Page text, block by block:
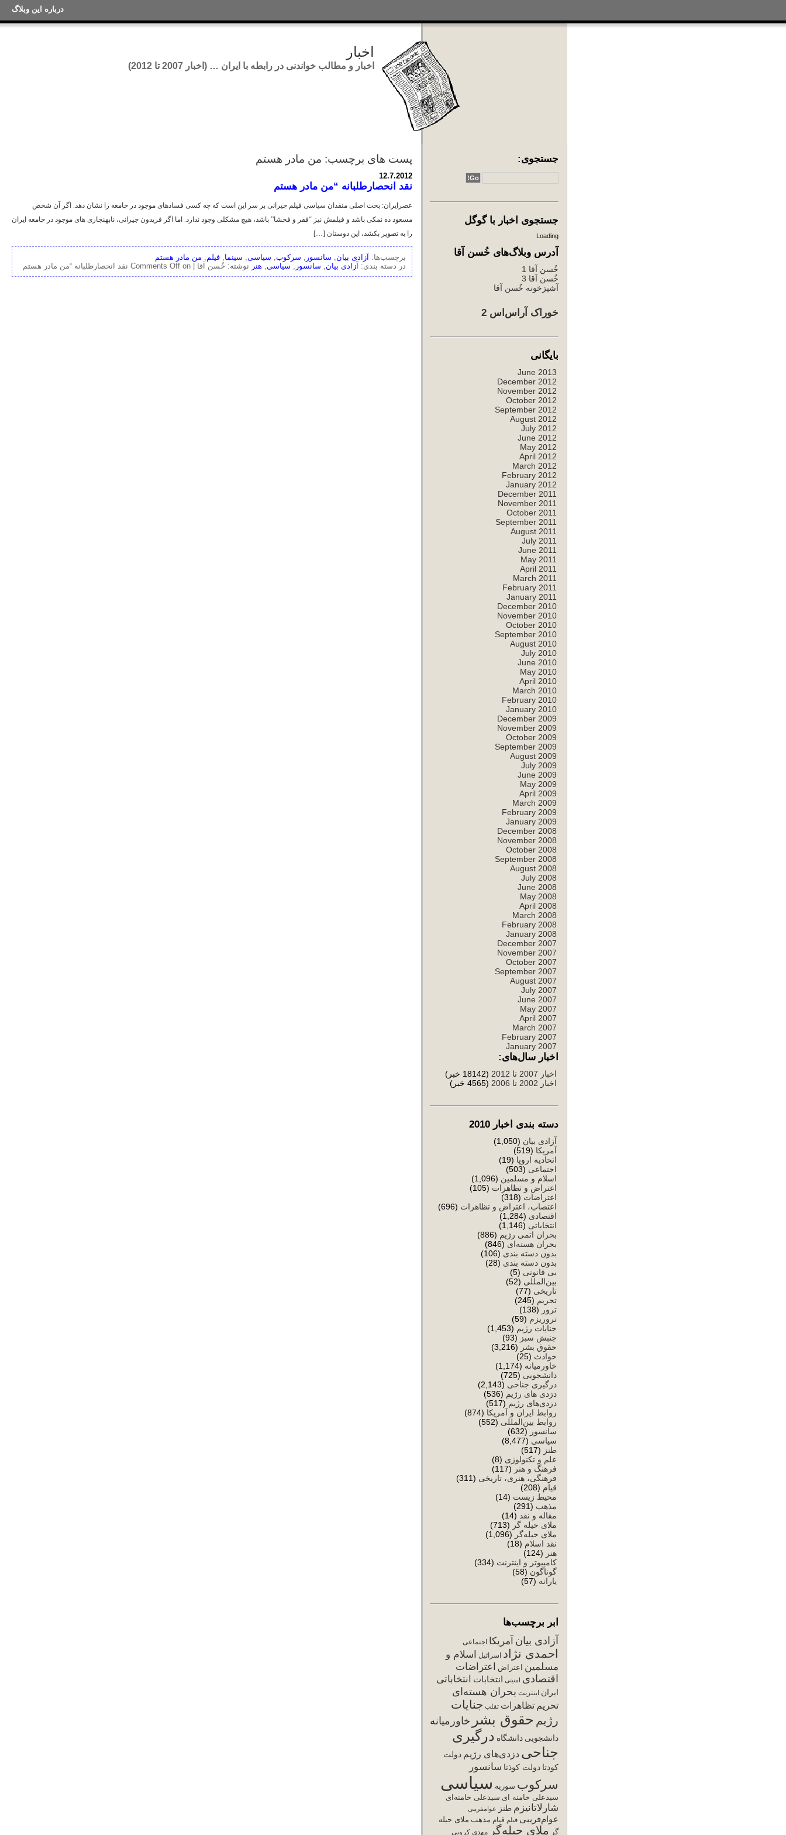
درباره این وبلاگ
اخبار
اخبار و مطالب خواندنی در رابطه با ایران … (اخبار 2007 تا 2012)
جستجوی:
جستجوی اخبار با گوگل
Loading
آدرس وبلاگ‌های خُسن آقا
خُسن آقا 1
خُسن آقا 3
آشپزخونه خُسن آقا
خوراک آراس‌اس 2
بایگانی
June 2013
December 2012
November 2012
October 2012
September 2012
August 2012
July 2012
June 2012
May 2012
April 2012
March 2012
February 2012
January 2012
December 2011
November 2011
October 2011
September 2011
August 2011
July 2011
June 2011
May 2011
April 2011
March 2011
February 2011
January 2011
December 2010
November 2010
October 2010
September 2010
August 2010
July 2010
June 2010
May 2010
April 2010
March 2010
February 2010
January 2010
December 2009
November 2009
October 2009
September 2009
August 2009
July 2009
June 2009
May 2009
April 2009
March 2009
February 2009
January 2009
December 2008
November 2008
October 2008
September 2008
August 2008
July 2008
June 2008
May 2008
April 2008
March 2008
February 2008
January 2008
December 2007
November 2007
October 2007
September 2007
August 2007
July 2007
June 2007
May 2007
April 2007
March 2007
February 2007
January 2007
اخبار سال‌های:
اخبار 2007 تا 2012
(18142 خبر)
اخبار 2002 تا 2006
(4565 خبر)
دسته بندی اخبار 2010
آزادی بیان (1,050)
آمریکا (519)
اتحادیه اروپا (19)
اجتماعی (503)
اسلام و مسلمین (1,096)
اعتراض و تظاهرات (105)
اعتراضات (318)
اعتصاب، اعتراض و تظاهرات (696)
اقتصادی (1,284)
انتخاباتی (1,146)
بحران اتمی رژیم (886)
بحران هسته‌ای (846)
بدون دسته بندی (106)
بدون دسته بندی (28)
بی قانونی (5)
بین‌المللی (52)
تاریخی (77)
تحریم (245)
ترور (138)
تروریزم (59)
جنایات رژیم (1,453)
جنبش سبز (93)
حقوق بشر (3,216)
حوادث (25)
خاورمیانه (1,174)
دانشجویی (725)
درگیری جناحی (2,143)
دزدی های رژیم (536)
دزدی‌های رژیم (517)
روابط ایران و آمریکا (874)
روابط بین‌المللی (552)
سانسور (632)
سیاسی (8,477)
طنز (517)
علم و تکنولوژی (8)
فرهنگ و هنر (117)
فرهنگی، هنری، تاریخی (311)
قیام (208)
محیط زیست (14)
مذهب (291)
مقاله و نقد (14)
ملای حیله گر (713)
ملای حیله‌گر (1,096)
نقد اسلام (18)
هنر (124)
کامپیوتر و اینترنت (334)
گوناگون (58)
یارانه (57)
ابر برچسب‌ها
آزادی بیان آمریکا اجتماعی
احمدی نژاد اسرائیل
اسلام و
مسلمین اعتراض اعتراضات
اقتصادی امنیتی انتخابات انتخاباتی
ایران اینترنت بحران هسته‌ای
تحریم تظاهرات تقلب جنایات
رژیم حقوق بشر خاورمیانه
دانشجویی دانشگاه درگیری
جناحی دزدی‌های رژیم دولت
کودتا دولت کوذتا سانسور
سرکوب سوریه سیاسی
سیدعلی خامنه ای سیدعلی خامنه‌ای
شارلاتانیزم طنز عوامفریبی
عوام‌فریبی فیلم قیام مذهب ملای حیله
گر ملای حیله‌گر مهدی کروبی
پست های برچسب: من مادر هستم
12.7.2012
نقد انحصارطلبانه “من مادر هستم
عصرایران: بحث اصلی منقدان سیاسی فیلم جیرانی بر سر این است که چه کسی فسادهای موجود در جامعه را نشان دهد. اگر آن شخص
مسعود ده نمکی باشد و فیلمش نیز “فقر و فحشا” باشد، هیچ مشکلی وجود ندارد. اما اگر فریدون جیرانی، نابهنجاری های موجود در جامعه ایران
را به تصویر بکشد، این دوستان […]
برچسب‌ها: آزادی بیان, سانسور , سرکوب, سیاسی, سینما, فیلم, من مادر هستم
در دسته بندی: آزادی بیان, سانسور , سیاسی, هنر نوشته: خُسن آقا | Comments Off on نقد انحصارطلبانه “من مادر هستم